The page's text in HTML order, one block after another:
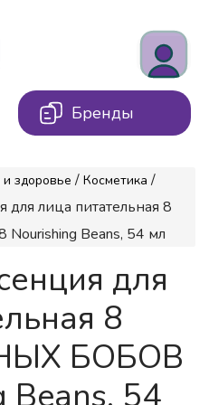
Бренды
здоровье / Косметика /
для лица питательная 8
Beans, 54 мл
для
8
БОБОВ